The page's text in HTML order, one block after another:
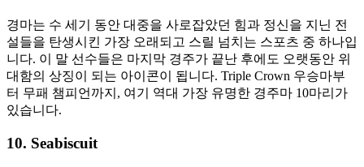
경마는 수 세기 동안 대중을 사로잡았던 힘과 정신을 지닌 전
설들을 탄생시킨 가장 오래되고 스릴 넘치는 스포츠 중 하나입
니다. 이 말 선수들은 마지막 경주가 끝난 후에도 오랫동안 위
대함의 상징이 되는 아이콘이 됩니다. Triple Crown 우승마부
터 무패 챔피언까지, 여기 역대 가장 유명한 경주마 10마리가
있습니다.
10. Seabiscuit